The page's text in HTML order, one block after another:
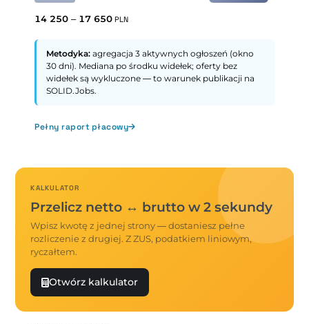
14 250 – 17 650 PLN
Metodyka: agregacja 3 aktywnych ogłoszeń (okno
30 dni). Mediana po środku widełek; oferty bez
widełek są wykluczone — to warunek publikacji na
SOLID.Jobs.
Pełny raport płacowy
KALKULATOR
Przelicz netto ↔ brutto w 2 sekundy
Wpisz kwotę z jednej strony — dostaniesz pełne
rozliczenie z drugiej. Z ZUS, podatkiem liniowym,
ryczałtem.
Otwórz kalkulator